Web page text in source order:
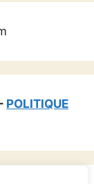
POLITIQUE